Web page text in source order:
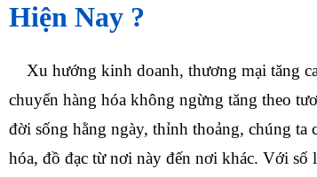
Hiện Nay ?
Xu hướng kinh doanh, thương mại tăng
chuyển hàng hóa không ngừng tăng theo
đời sống hằng ngày, thỉnh thoảng, chúng ta
hóa, đồ đạc từ nơi này đến nơi khác. Với số